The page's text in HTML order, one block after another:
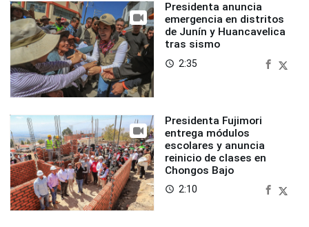
Presidenta anuncia
emergencia en distritos
de Junín y Huancavelica
tras sismo
access_time 2:35
Presidenta Fujimori
entrega módulos
escolares y anuncia
reinicio de clases en
Chongos Bajo
access_time 2:10